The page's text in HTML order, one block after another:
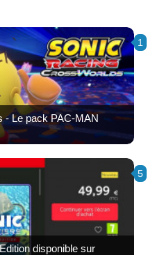
1
- Le pack PAC-MAN
5
disponible sur